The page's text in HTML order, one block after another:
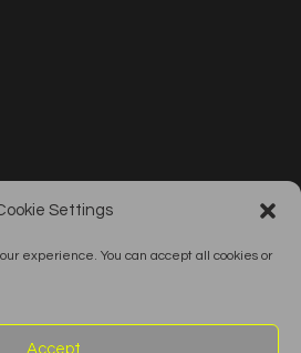
Settings
experience. You can accept all cookies or
Accept